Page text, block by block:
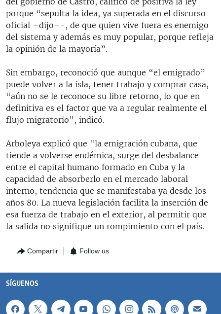
porque “sepulta la idea, ya superada en el discurso
oficial –dijo–-, de que quien vive fuera es enemigo
del sistema y además es muy popular, porque refleja
la opinión de la mayoría”.
Sin embargo, reconoció que aunque “el emigrado”
puede volver a la isla, tener trabajo y comprar casa,
“aún no se le reconoce su libre retorno, lo que en
definitiva es el factor que va a regular realmente el
flujo migratorio”, indicó.
Arboleya explicó que "la emigración cubana, que
tiende a volverse endémica, surge del desbalance
entre el capital humano formado en Cuba y la
capacidad de absorberlo en el mercado laboral
interno, tendencia que se manifestaba ya desde los
años 80. La nueva legislación facilita la inserción de
esa fuerza de trabajo en el exterior, al permitir que
la salida no signifique un rompimiento con el país.
Compartir Follow us
SÍGUENOS